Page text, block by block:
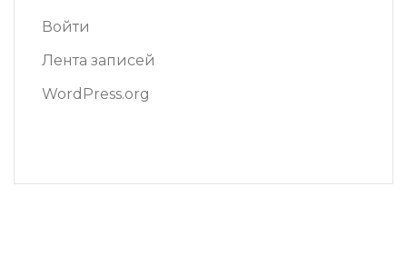
Войти
Лента записей
WordPress.org